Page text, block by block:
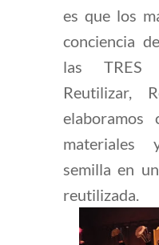
es que los
conciencia
las TRES
Reutilizar,
elaboramos
materiales
semilla en
reutilizada.